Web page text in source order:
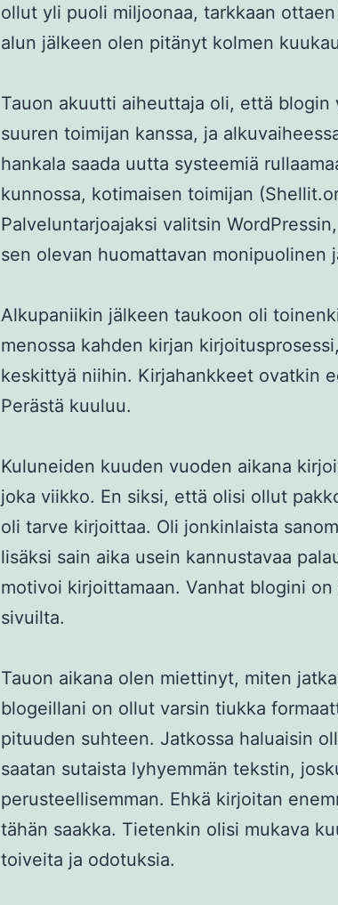
ollut yli puoli miljoonaa, tarkkaan
alun jälkeen olen pitänyt kolmen
Tauon akuutti aiheuttaja oli, että
suuren toimijan kanssa, ja
hankala saada uutta systeemiä
kunnossa, kotimaisen toimijan
Palveluntarjoajaksi valitsin
sen olevan huomattavan monipuolinen
Alkupaniikin jälkeen taukoon oli
menossa kahden kirjan
keskittyä niihin. Kirjahankkeet ovatkin
Perästä kuuluu.
Kuluneiden kuuden vuoden aikana
joka viikko. En siksi, että olisi ollut
oli tarve kirjoittaa. Oli jonkinlaista
lisäksi sain aika usein kannustavaa
motivoi kirjoittamaan. Vanhat blogini
sivuilta.
Tauon aikana olen miettinyt, miten
blogeillani on ollut varsin tiukka
pituuden suhteen. Jatkossa haluaisin
saatan sutaista lyhyemmän tekstin,
perusteellisemman. Ehkä kirjoitan
tähän saakka. Tietenkin olisi mukava
toiveita ja odotuksia.